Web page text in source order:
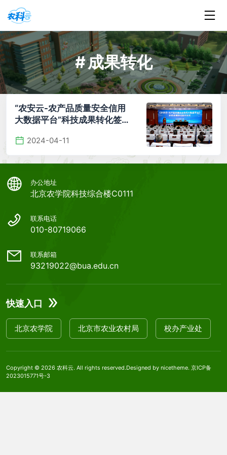
#成果转化
“农安云-农产品质量安全信用
大数据平台”科技成果转化签约
2024-04-11
办公地址
北京农学院科技综合楼C0111
联系电话
010-80719066
联系邮箱
93219022@bua.edu.cn
快速入口
北京农学院 北京市农业农村局 校办产业处
Copyright © 2026 农科云. All rights reserved.Designed by nicetheme. 京ICP备
2023015771号-3